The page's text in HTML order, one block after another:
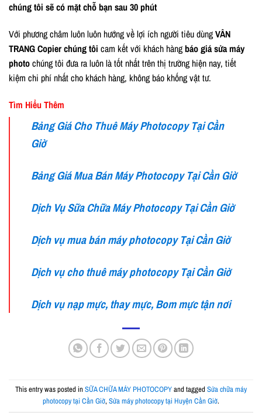
chúng tôi sẽ có mặt chỗ bạn sau 30 phút
Với phương châm luôn luôn hướng về lợi ích người tiêu dùngVÂN
TRANG Copier chúng tôi cam kết với khách hàngbáo giá sửa máy
photochúng tôi đưa ra luôn là tốt nhất trên thị trường hiện nay, tiết
kiệm chi phí nhất cho khách hàng, không báo khống vật tư.
Tìm Hiểu Thêm
Bảng Giá Cho Thuê Máy Photocopy Tại Cần
Giờ
Bảng Giá Mua Bán Máy Photocopy Tại Cần Giờ
Dịch Vụ Sữa Chữa Máy Photocopy Tại Cần Giờ
Dịch vụ mua bán máy photocopy Tại Cần Giờ
Dịch vụ cho thuê máy photocopy Tại Cần Giờ
Dịch vụ nạp mực, thay mực, Bom mực tận nơi
This entry was posted in SỮA CHỮA MÁY PHOTOCOPYand tagged Sửa chữa máy
photocopy tại Cần Giờ, Sửa máy photocopy tại Huyện Cần Giờ.